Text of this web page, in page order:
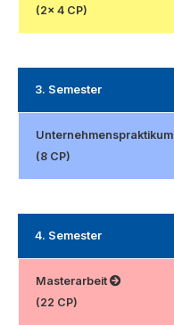
(2x 4 CP)
3. Semester
Unternehmenspraktikum
(8 CP)
4. Semester
Masterarbeit
(22 CP)